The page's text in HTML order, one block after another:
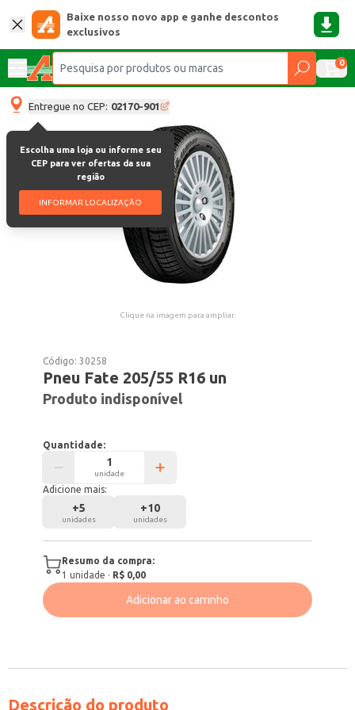
Baixe nosso novo app e ganhe descontos
exclusivos
0
Entregue no CEP: 02170-901
Escolha uma loja ou informe seu
CEP para ver ofertas da sua
região
INFORMAR LOCALIZAÇÃO
Clique na imagem para ampliar.
Código:30258
Pneu Fate 205/55 R16 un
Produto indisponível
Quantidade:
unidade
Adicione mais:
+5
unidades
+10
unidades
Resumo da compra:
1 unidade · R$ 0,00
Adicionar ao carrinho
Descrição do produto